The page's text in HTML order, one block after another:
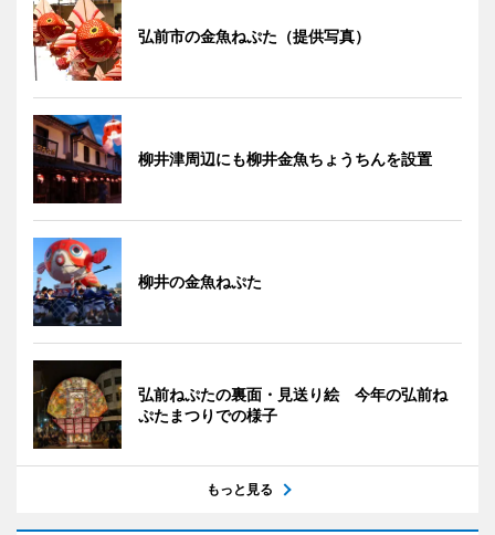
弘前市の金魚ねぷた（提供写真）
柳井津周辺にも柳井金魚ちょうちんを設置
柳井の金魚ねぷた
弘前ねぷたの裏面・見送り絵 今年の弘前ね
ぷたまつりでの様子
もっと見る